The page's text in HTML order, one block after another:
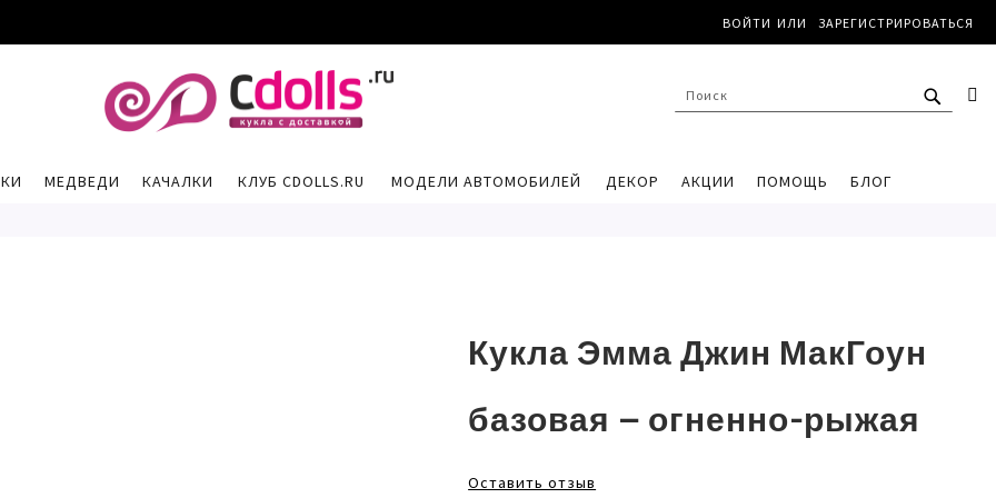
ВОЙТИ ЗАРЕГИСТРИРОВАТЬСЯ
ПОИСК
МЕДВЕДИ КАЧАЛКИ КЛУБ CDOLLS.RU МОДЕЛИ АВТОМОБИЛЕЙ ДЕКОР АКЦИИ ПОМОЩЬ БЛОГ
Кукла Эмма Джин МакГоун
базовая – огненно-рыжая
Оставить отзыв